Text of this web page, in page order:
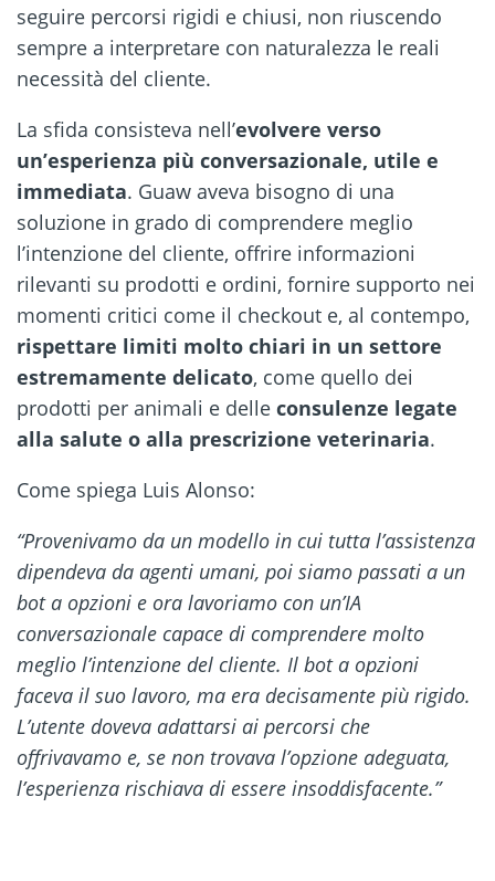
seguire percorsi rigidi e chiusi, non riuscendo
sempre a interpretare con naturalezza le reali
necessità del cliente.
La sfida consisteva nell’evolvere verso
un’esperienza più conversazionale, utile e
immediata. Guaw aveva bisogno di una
soluzione in grado di comprendere meglio
l’intenzione del cliente, offrire informazioni
rilevanti su prodotti e ordini, fornire supporto nei
momenti critici come il checkout e, al contempo,
rispettare limiti molto chiari in un settore
estremamente delicato, come quello dei
prodotti per animali e delle consulenze legate
alla salute o alla prescrizione veterinaria.
Come spiega Luis Alonso:
“Provenivamo da un modello in cui tutta l’assistenza
dipendeva da agenti umani, poi siamo passati a un
bot a opzioni e ora lavoriamo con un’IA
conversazionale capace di comprendere molto
meglio l’intenzione del cliente. Il bot a opzioni
faceva il suo lavoro, ma era decisamente più rigido.
L’utente doveva adattarsi ai percorsi che
offrivavamo e, se non trovava l’opzione adeguata,
l’esperienza rischiava di essere insoddisfacente.”